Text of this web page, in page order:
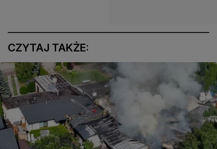
CZYTAJ TAKŻE: